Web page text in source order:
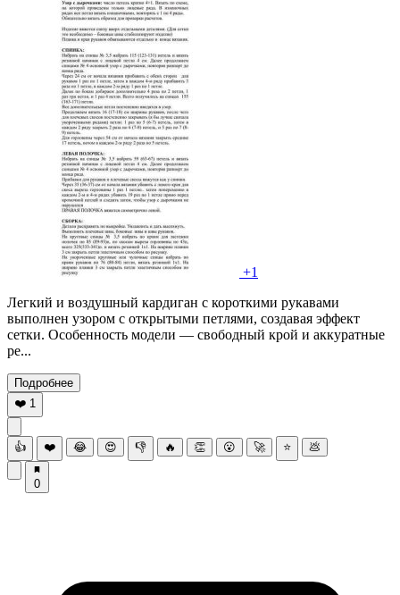
+1
Легкий и воздушный кардиган с короткими рукавами
выполнен узором с открытыми петлями, создавая эффект
сетки. Особенность модели — свободный крой и аккуратные
ре...
Подробнее
❤️ 1
👍 ❤️ 😂 😍 👎 🔥 👏 😮 🚀 ⭐ 💩
0